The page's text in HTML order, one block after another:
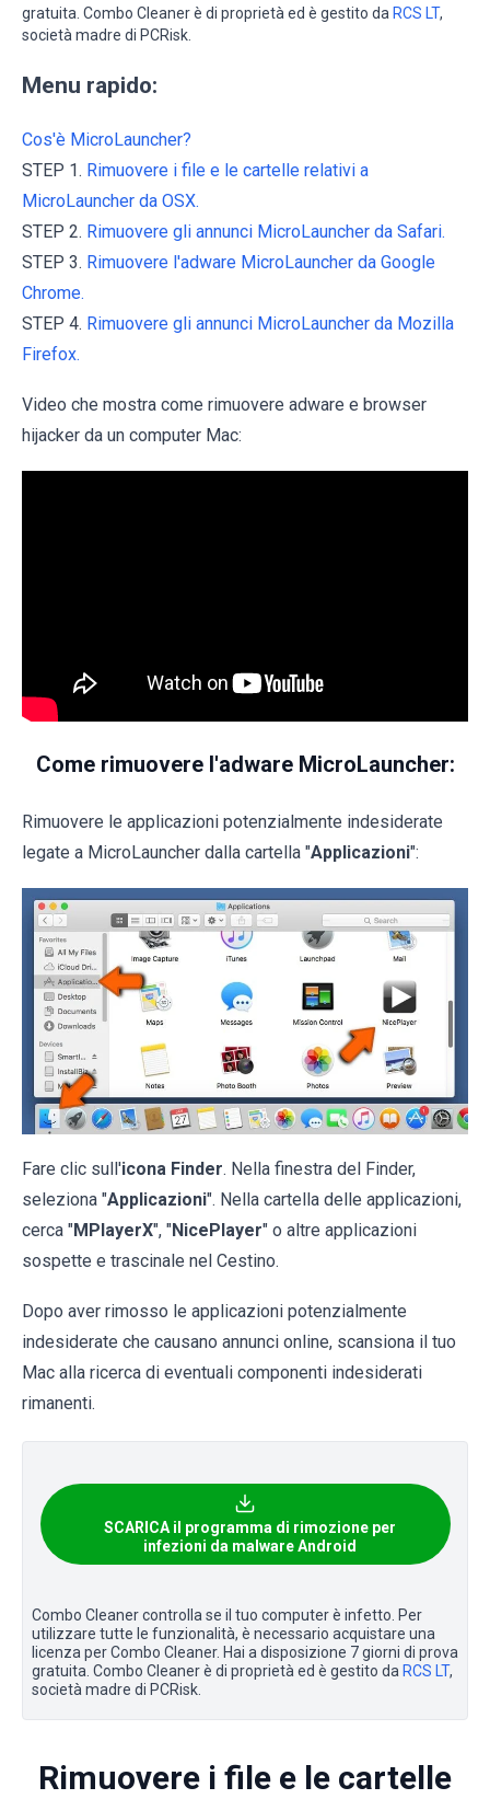
gratuita. Combo Cleaner è di proprietà ed è gestito da RCS LT,
società madre di PCRisk.
Menu rapido:
Cos'è MicroLauncher?
STEP 1. Rimuovere i file e le cartelle relativi a
MicroLauncher da OSX.
STEP 2. Rimuovere gli annunci MicroLauncher da Safari.
STEP 3. Rimuovere l'adware MicroLauncher da Google
Chrome.
STEP 4. Rimuovere gli annunci MicroLauncher da Mozilla
Firefox.
Video che mostra come rimuovere adware e browser
hijacker da un computer Mac:
Come rimuovere l'adware MicroLauncher:
Rimuovere le applicazioni potenzialmente indesiderate
legate a MicroLauncher dalla cartella "Applicazioni":
Fare clic sull'icona Finder. Nella finestra del Finder,
seleziona "Applicazioni". Nella cartella delle applicazioni,
cerca "MPlayerX", "NicePlayer" o altre applicazioni
sospette e trascinale nel Cestino.
Dopo aver rimosso le applicazioni potenzialmente
indesiderate che causano annunci online, scansiona il tuo
Mac alla ricerca di eventuali componenti indesiderati
rimanenti.
SCARICA il programma di rimozione per
infezioni da malware Android
Combo Cleaner controlla se il tuo computer è infetto. Per
utilizzare tutte le funzionalità, è necessario acquistare una
licenza per Combo Cleaner. Hai a disposizione 7 giorni di prova
gratuita. Combo Cleaner è di proprietà ed è gestito da RCS LT,
società madre di PCRisk.
Rimuovere i file e le cartelle